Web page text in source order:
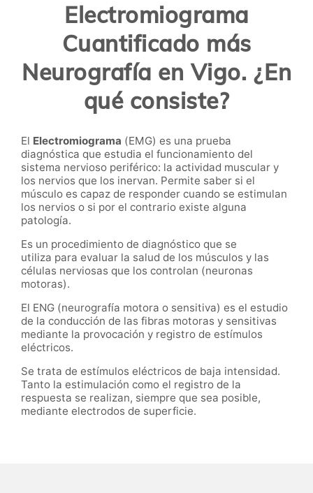
Electromiograma
Cuantificado más
Neurografía en Vigo. ¿En
qué consiste?
El Electromiograma (EMG) es una prueba
diagnóstica que estudia el funcionamiento del
sistema nervioso periférico: la actividad muscular y
los nervios que los inervan. Permite saber si el
músculo es capaz de responder cuando se estimulan
los nervios o si por el contrario existe alguna
patología.
Es un procedimiento de diagnóstico que se
utiliza para evaluar la salud de los músculos y las
células nerviosas que los controlan (neuronas
motoras).
El ENG (neurografía motora o sensitiva) es el estudio
de la conducción de las fibras motoras y sensitivas
mediante la provocación y registro de estímulos
eléctricos.
Se trata de estímulos eléctricos de baja intensidad.
Tanto la estimulación como el registro de la
respuesta se realizan, siempre que sea posible,
mediante electrodos de superficie.